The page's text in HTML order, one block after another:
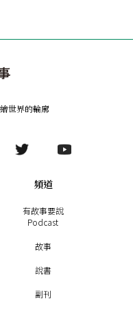
世界的輪廓
頻道
有故事要說
Podcast
故事
說書
副刊